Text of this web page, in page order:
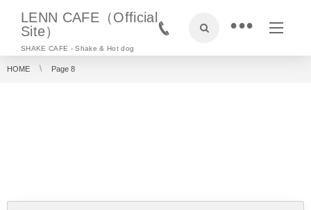
LENN CAFE（Official
Site）
SHAKE CAFE - Shake & Hot dog
•
HOME Page 8